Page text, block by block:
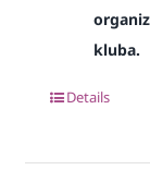
kluba.
Details